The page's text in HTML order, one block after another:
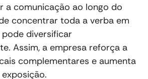
a comunicação ao longo do
concentrar toda a verba em
diversificar
Assim, a empresa reforça a
complementares e aumenta